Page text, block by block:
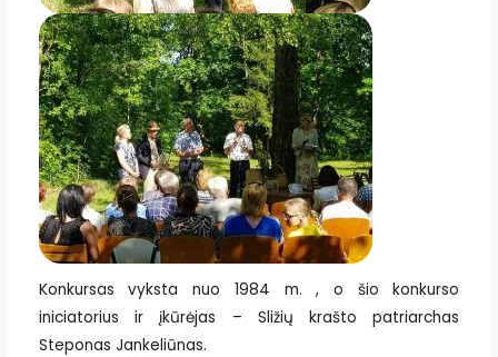
Konkursas vyksta nuo 1984 m. , o šio konkurso
iniciatorius ir įkūrėjas – Sližių krašto patriarchas
Steponas Jankeliūnas.